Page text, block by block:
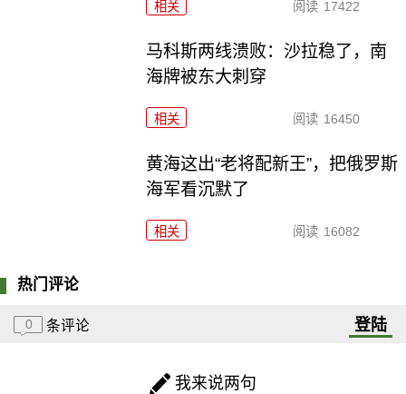
相关 阅读 17422
马科斯两线溃败：沙拉稳了，南
海牌被东大刺穿
相关 阅读 16450
黄海这出“老将配新王”，把俄罗斯
海军看沉默了
相关 阅读 16082
热门评论
0 条评论 登陆
我来说两句